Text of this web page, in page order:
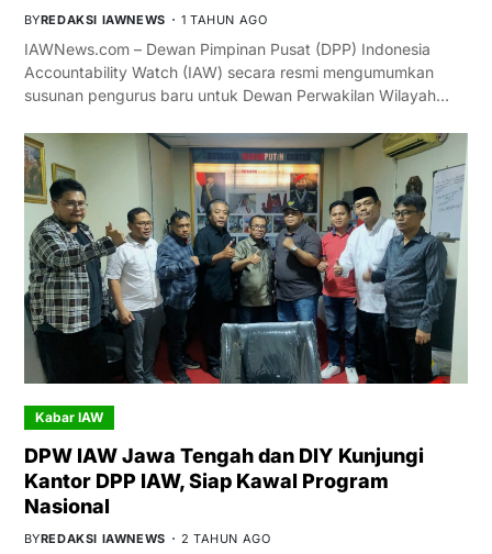
BYREDAKSI IAWNEWS 1 TAHUN AGO
IAWNews.com – Dewan Pimpinan Pusat (DPP) Indonesia
Accountability Watch (IAW) secara resmi mengumumkan
susunan pengurus baru untuk Dewan Perwakilan Wilayah…
Kabar IAW
DPW IAW Jawa Tengah dan DIY Kunjungi
Kantor DPP IAW, Siap Kawal Program
Nasional
BYREDAKSI IAWNEWS 2 TAHUN AGO